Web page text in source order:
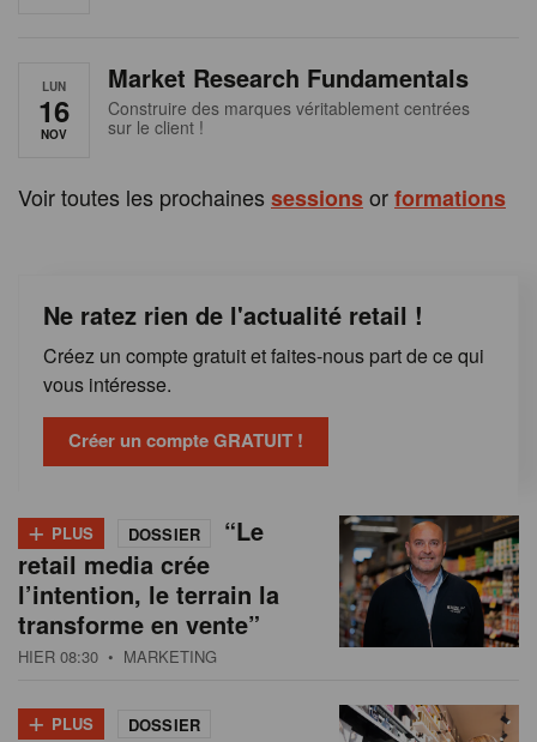
LUN
16
NOV
Market Research Fundamentals
Construire des marques véritablement centrées
sur le client !
Voir toutes les prochaines sessionsorformations
Ne ratez rien de l'actualité retail !
Créez un compte gratuit et faites-nous part de ce qui
vous intéresse.
Créer un compte GRATUIT !
+ PLUS DOSSIER
“Le
retail media crée
l’intention, le terrain la
transforme en vente”
HIER 08:30 • MARKETING
+ PLUS DOSSIER